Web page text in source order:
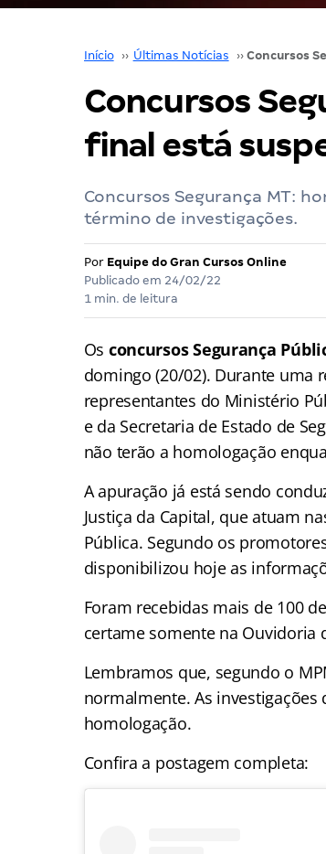
Início ›› Últimas Notícias ››
Concursos
final está
Concursos Segurança MT:
término de investigações.
Por Equipe do Gran Cursos Online
Publicado em 24/02/22
1 min. de leitura
Os concursos Segurança
domingo (20/02). Durante uma
representantes do Ministério
e da Secretaria de Estado de
não terão a homologação
A apuração já está sendo
Justiça da Capital, que atuam
Pública. Segundo os
disponibilizou hoje as
Foram recebidas mais de 100
certame somente na Ouvidoria
Lembramos que, segundo o
normalmente. As
homologação.
Confira a postagem completa: